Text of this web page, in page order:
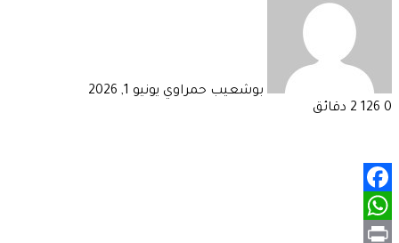
بوشعيب حمراوي يونيو 1, 2026
0
2 دقائق
Facebook
WhatsApp